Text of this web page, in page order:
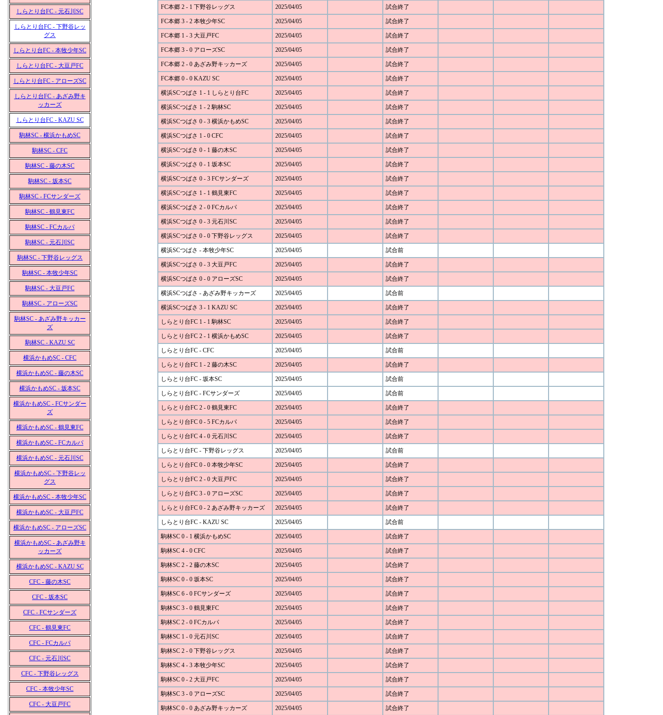
しらとり台FC - 元石川SC
しらとり台FC - 下野谷レッ
グス
しらとり台FC - 本牧少年SC
しらとり台FC - 大豆戸FC
しらとり台FC - アローズSC
しらとり台FC - あざみ野キ
ッカーズ
しらとり台FC - KAZU SC
駒林SC - 横浜かもめSC
駒林SC - CFC
駒林SC - 藤の木SC
駒林SC - 坂本SC
駒林SC - FCサンダーズ
駒林SC - 鶴見東FC
駒林SC - FCカルパ
駒林SC - 元石川SC
駒林SC - 下野谷レッグス
駒林SC - 本牧少年SC
駒林SC - 大豆戸FC
駒林SC - アローズSC
駒林SC - あざみ野キッカー
ズ
駒林SC - KAZU SC
横浜かもめSC - CFC
横浜かもめSC - 藤の木SC
横浜かもめSC - 坂本SC
横浜かもめSC - FCサンダー
ズ
横浜かもめSC - 鶴見東FC
横浜かもめSC - FCカルパ
横浜かもめSC - 元石川SC
横浜かもめSC - 下野谷レッ
グス
横浜かもめSC - 本牧少年SC
横浜かもめSC - 大豆戸FC
横浜かもめSC - アローズSC
横浜かもめSC - あざみ野キ
ッカーズ
横浜かもめSC - KAZU SC
CFC - 藤の木SC
CFC - 坂本SC
CFC - FCサンダーズ
CFC - 鶴見東FC
CFC - FCカルパ
CFC - 元石川SC
CFC - 下野谷レッグス
CFC - 本牧少年SC
CFC - 大豆戸FC
FC本郷 2 - 1 下野谷レッグス 2025/04/05 試合終了
FC本郷 3 - 2 本牧少年SC 2025/04/05 試合終了
FC本郷 1 - 3 大豆戸FC 2025/04/05 試合終了
FC本郷 3 - 0 アローズSC 2025/04/05 試合終了
FC本郷 2 - 0 あざみ野キッカーズ 2025/04/05 試合終了
FC本郷 0 - 0 KAZU SC 2025/04/05 試合終了
横浜SCつばさ 1 - 1 しらとり台FC 2025/04/05 試合終了
横浜SCつばさ 1 - 2 駒林SC 2025/04/05 試合終了
横浜SCつばさ 0 - 3 横浜かもめSC 2025/04/05 試合終了
横浜SCつばさ 1 - 0 CFC 2025/04/05 試合終了
横浜SCつばさ 0 - 1 藤の木SC 2025/04/05 試合終了
横浜SCつばさ 0 - 1 坂本SC 2025/04/05 試合終了
横浜SCつばさ 0 - 3 FCサンダーズ 2025/04/05 試合終了
横浜SCつばさ 1 - 1 鶴見東FC 2025/04/05 試合終了
横浜SCつばさ 2 - 0 FCカルパ 2025/04/05 試合終了
横浜SCつばさ 0 - 3 元石川SC 2025/04/05 試合終了
横浜SCつばさ 0 - 0 下野谷レッグス 2025/04/05 試合終了
横浜SCつばさ - 本牧少年SC 2025/04/05 試合前
横浜SCつばさ 0 - 3 大豆戸FC 2025/04/05 試合終了
横浜SCつばさ 0 - 0 アローズSC 2025/04/05 試合終了
横浜SCつばさ - あざみ野キッカーズ 2025/04/05 試合前
横浜SCつばさ 3 - 1 KAZU SC 2025/04/05 試合終了
しらとり台FC 1 - 1 駒林SC 2025/04/05 試合終了
しらとり台FC 2 - 1 横浜かもめSC 2025/04/05 試合終了
しらとり台FC - CFC 2025/04/05 試合前
しらとり台FC 1 - 2 藤の木SC 2025/04/05 試合終了
しらとり台FC - 坂本SC 2025/04/05 試合前
しらとり台FC - FCサンダーズ 2025/04/05 試合前
しらとり台FC 2 - 0 鶴見東FC 2025/04/05 試合終了
しらとり台FC 0 - 5 FCカルパ 2025/04/05 試合終了
しらとり台FC 4 - 0 元石川SC 2025/04/05 試合終了
しらとり台FC - 下野谷レッグス 2025/04/05 試合前
しらとり台FC 0 - 0 本牧少年SC 2025/04/05 試合終了
しらとり台FC 2 - 0 大豆戸FC 2025/04/05 試合終了
しらとり台FC 3 - 0 アローズSC 2025/04/05 試合終了
しらとり台FC 0 - 2 あざみ野キッカーズ 2025/04/05 試合終了
しらとり台FC - KAZU SC 2025/04/05 試合前
駒林SC 0 - 1 横浜かもめSC 2025/04/05 試合終了
駒林SC 4 - 0 CFC 2025/04/05 試合終了
駒林SC 2 - 2 藤の木SC 2025/04/05 試合終了
駒林SC 0 - 0 坂本SC 2025/04/05 試合終了
駒林SC 6 - 0 FCサンダーズ 2025/04/05 試合終了
駒林SC 3 - 0 鶴見東FC 2025/04/05 試合終了
駒林SC 2 - 0 FCカルパ 2025/04/05 試合終了
駒林SC 1 - 0 元石川SC 2025/04/05 試合終了
駒林SC 2 - 0 下野谷レッグス 2025/04/05 試合終了
駒林SC 4 - 3 本牧少年SC 2025/04/05 試合終了
駒林SC 0 - 2 大豆戸FC 2025/04/05 試合終了
駒林SC 3 - 0 アローズSC 2025/04/05 試合終了
駒林SC 0 - 0 あざみ野キッカーズ 2025/04/05 試合終了